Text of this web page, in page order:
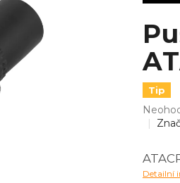
Tip
0,0
z
Detailní